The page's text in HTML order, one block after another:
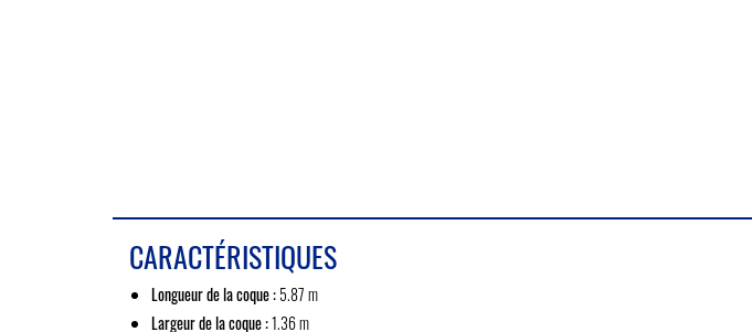
CARACTÉRISTIQUES
Longueur de la coque :5.87 m
Largeur de la coque :1.36 m